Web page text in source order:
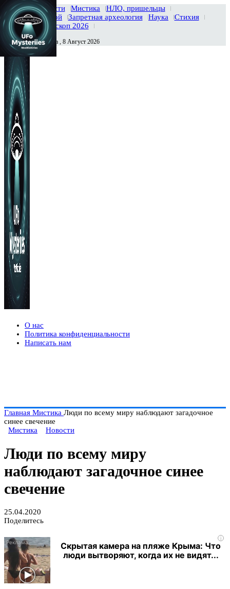
Главная Новости Мистика
НЛО, пришельцы
Тайны вселенной
Запретная археология Наука
Стихия
История
Гороскоп 2026
Сегодня Суббота , 8 Август 2026
О нас
Политика конфиденциальности
Написать нам
Главная Мистика Люди по всему миру наблюдают загадочное
синее свечение
Мистика
Новости
Люди по всему миру
наблюдают загадочное синее
свечение
25.04.2020
Поделитесь
i
Скрытая камера на пляже Крыма: Что
люди вытворяют, когда их не видят...